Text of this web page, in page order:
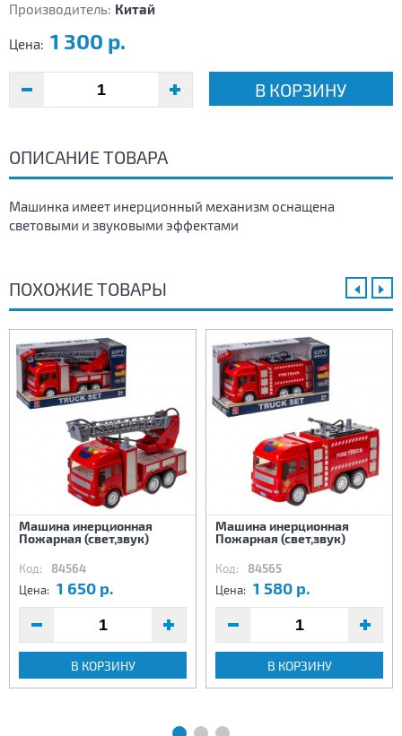
Производитель: Китай
Цена: 1 300 р.
В КОРЗИНУ
ОПИСАНИЕ ТОВАРА
Машинка имеет инерционный механизм оснащена
световыми и звуковыми эффектами
ПОХОЖИЕ ТОВАРЫ
Машина инерционная
Пожарная (свет,звук)
Код: 84564
Цена: 1 650 р.
В КОРЗИНУ
Машина инерционная
Пожарная (свет,звук)
Код: 84565
Цена: 1 580 р.
В КОРЗИНУ